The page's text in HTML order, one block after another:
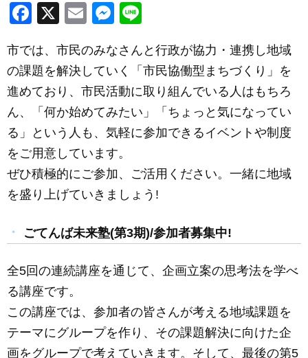
F
c
e
b
o
o
k
X
E
ail
M
ss
e
n
g
er
e
市では、市民のみなさんと行政が協力・連携し地域
の課題を解決していく「市民協働型まちづくり」を
進めており、市民活動に取り組んでいる人はもちろ
ん、「何か始めてみたい」「ちょっと気になってい
る」という人も、気軽に参加できるイベントや制度
をご用意しています。
ぜひ積極的にご参加、ご活用ください。一緒に地域
を盛り上げていきましょう!
ごてんば未来塾(第3期)/参加者募集中!
全5回の連続講座を通じて、企画立案の思考法を学べ
る講座です。
この講座では、参加者の皆さんが考える地域課題を
テーマにグループを作り、その課題解決に向けた企
画をグループで考えていきます。そして、最後の第5